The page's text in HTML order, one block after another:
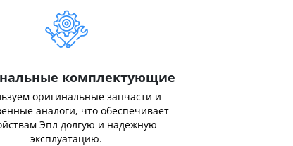
комплектующие
оригинальные запчасти и
аналоги, что обеспечивает
Эпл долгую и надежную
эксплуатацию.